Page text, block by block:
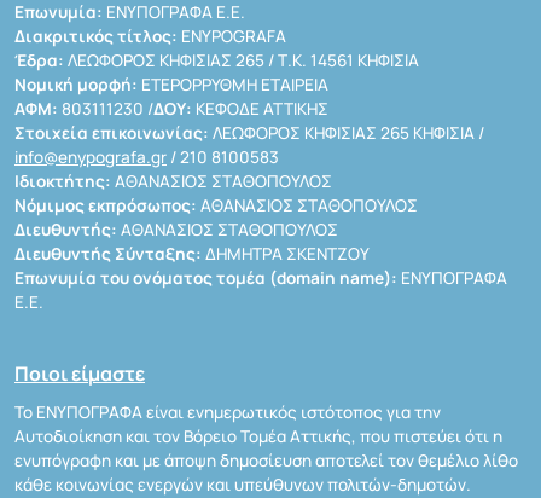
Επωνυμία: ΕΝΥΠΟΓΡΑΦΑ Ε.Ε.
Διακριτικός τίτλος: ENYPOGRAFA
Έδρα: ΛΕΩΦΟΡΟΣ ΚΗΦΙΣΙΑΣ 265 / Τ.Κ. 14561 ΚΗΦΙΣΙΑ
Νομική μορφή: ΕΤΕΡΟΡΡΥΘΜΗ ΕΤΑΙΡΕΙΑ
ΑΦΜ: 803111230 /ΔΟΥ: ΚΕΦΟΔΕ ΑΤΤΙΚΗΣ
Στοιχεία επικοινωνίας: ΛΕΩΦΟΡΟΣ ΚΗΦΙΣΙΑΣ 265 ΚΗΦΙΣΙΑ /
info@enypografa.gr / 210 8100583
Ιδιοκτήτης: ΑΘΑΝΑΣΙΟΣ ΣΤΑΘΟΠΟΥΛΟΣ
Νόμιμος εκπρόσωπος: ΑΘΑΝΑΣΙΟΣ ΣΤΑΘΟΠΟΥΛΟΣ
Διευθυντής: ΑΘΑΝΑΣΙΟΣ ΣΤΑΘΟΠΟΥΛΟΣ
Διευθυντής Σύνταξης: ΔΗΜΗΤΡΑ ΣΚΕΝΤΖΟΥ
Επωνυμία του ονόματος τομέα (domain name): ΕΝΥΠΟΓΡΑΦΑ
Ε.Ε.
Ποιοι είμαστε
Το ΕΝΥΠΟΓΡΑΦΑ είναι ενημερωτικός ιστότοπος για την
Αυτοδιοίκηση και τον Βόρειο Τομέα Αττικής, που πιστεύει ότι η
ενυπόγραφη και με άποψη δημοσίευση αποτελεί τον θεμέλιο λίθο
κάθε κοινωνίας ενεργών και υπεύθυνων πολιτών-δημοτών.